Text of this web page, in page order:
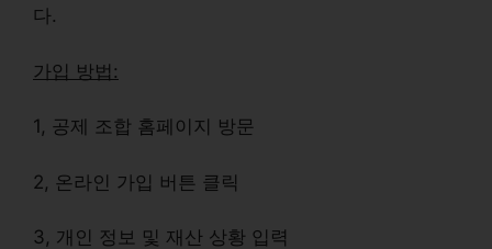
다.
가입 방법:
1, 공제 조합 홈페이지 방문
2, 온라인 가입 버튼 클릭
3, 개인 정보 및 재산 상황 입력